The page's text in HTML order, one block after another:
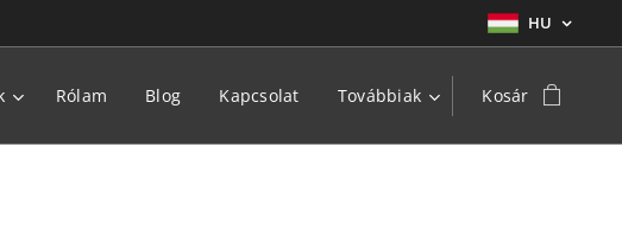
HU
Rólam Blog Kapcsolat Továbbiak Kosár